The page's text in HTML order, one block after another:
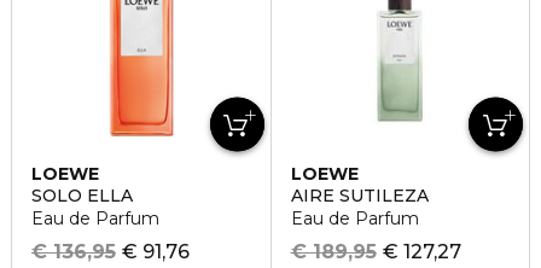
LOEWE
SOLO ELLA
Eau de Parfum
€ 91,76
€ 136,95
LOEWE
AIRE SUTILEZA
Eau de Parfum
€ 127,27
€ 189,95